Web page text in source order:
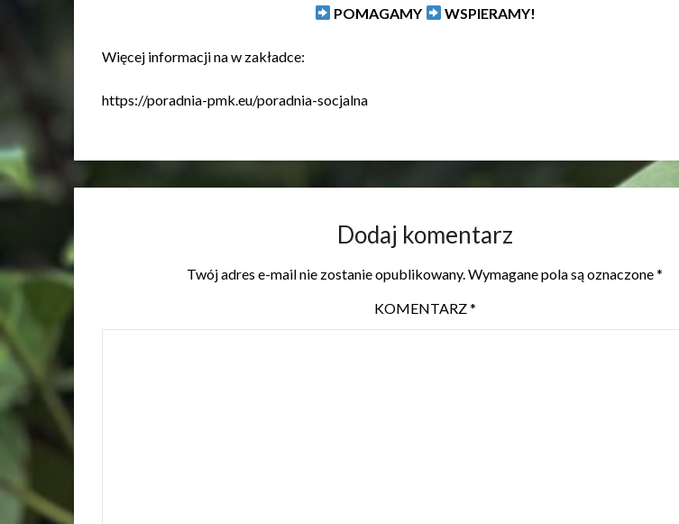
POMAGAMY WSPIERAMY!
Więcej informacji na w zakładce:
https://poradnia-pmk.eu/poradnia-socjalna
Dodaj komentarz
Twój adres e-mail nie zostanie opublikowany.Wymagane pola są oznaczone*
KOMENTARZ*